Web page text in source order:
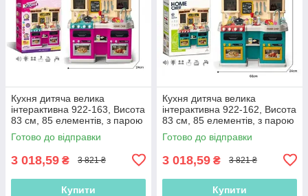
Кухня дитяча велика
інтерактивна 922-163, Висота
83 см, 85 елементів, з парою
і водою, світлом і звуками
Готово до відправки
3 018,59 ₴ 3 821 ₴
Купити
Кухня дитяча велика
інтерактивна 922-162, Висота
83 см, 85 елементів, з парою
і водою, світлом і звуками
Готово до відправки
3 018,59 ₴ 3 821 ₴
Купити